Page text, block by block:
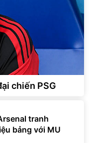
chiến PSG
tranh
bảng với MU